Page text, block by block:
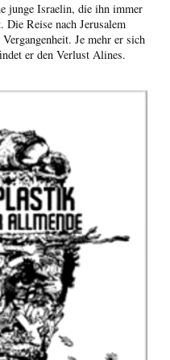
junge Israelin, die ihn immer
Reise nach Jerusalem
Je mehr er sich
er den Verlust Alines.